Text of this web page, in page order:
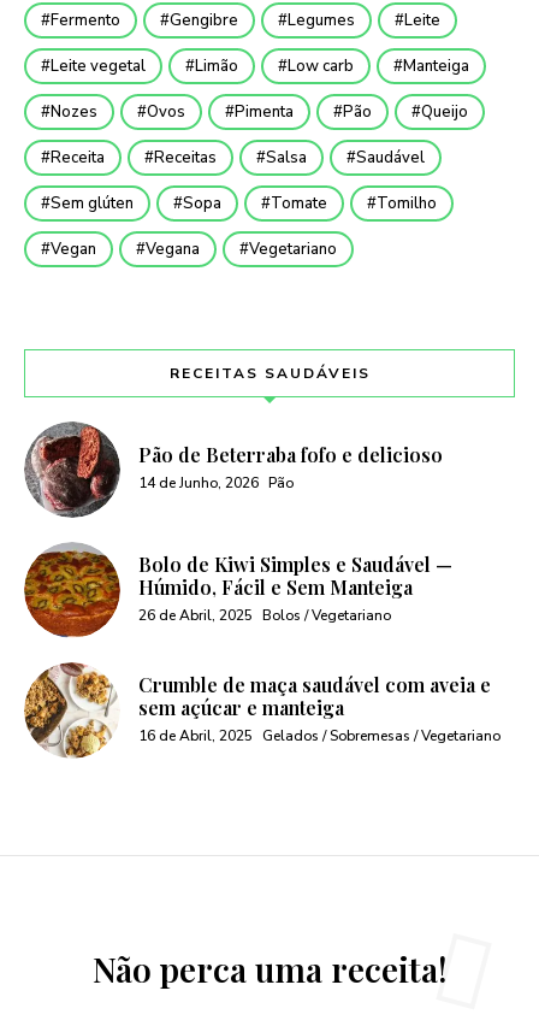
Fermento Gengibre Legumes Leite
Leite vegetal Limão Low carb Manteiga
Nozes Ovos Pimenta Pão Queijo
Receita Receitas Salsa Saudável
Sem glúten Sopa Tomate Tomilho
Vegan Vegana Vegetariano
RECEITAS SAUDÁVEIS
Pão de Beterraba fofo e delicioso
14 de Junho, 2026 Pão
Bolo de Kiwi Simples e Saudável —
Húmido, Fácil e Sem Manteiga
26 de Abril, 2025 Bolos / Vegetariano
Crumble de maça saudável com aveia e
sem açúcar e manteiga
16 de Abril, 2025 Gelados / Sobremesas / Vegetariano
Não perca uma receita!